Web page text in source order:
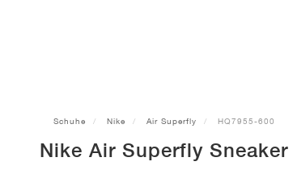
Schuhe Nike Air Superfly HQ7955-600
Nike Air Superfly Sneaker